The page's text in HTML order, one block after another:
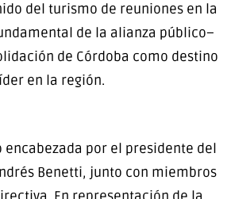
del turismo de reuniones en la
de la alianza público–
de Córdoba como destino
en la región.
encabezada por el presidente del
Benetti, junto con miembros